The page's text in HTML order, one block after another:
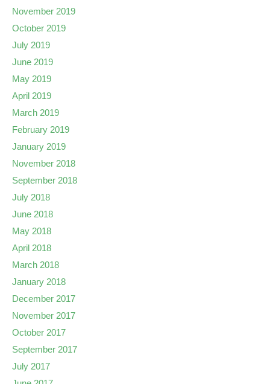
November 2019
October 2019
July 2019
June 2019
May 2019
April 2019
March 2019
February 2019
January 2019
November 2018
September 2018
July 2018
June 2018
May 2018
April 2018
March 2018
January 2018
December 2017
November 2017
October 2017
September 2017
July 2017